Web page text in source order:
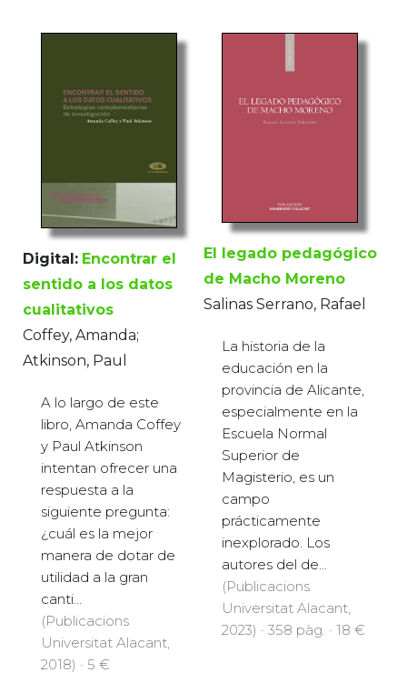
Digital: Encontrar el
sentido a los datos
cualitativos
Coffey, Amanda;
Atkinson, Paul
A lo largo de este
libro, Amanda Coffey
y Paul Atkinson
intentan ofrecer una
respuesta a la
siguiente pregunta:
¿cuál es la mejor
manera de dotar de
utilidad a la gran
canti...
(Publicacions
Universitat Alacant,
2018) · 5 €
El legado pedagógico
de Macho Moreno
Salinas Serrano, Rafael
La historia de la
educación en la
provincia de Alicante,
especialmente en la
Escuela Normal
Superior de
Magisterio, es un
campo
prácticamente
inexplorado. Los
autores del de...
(Publicacions
Universitat Alacant,
2023) · 358 pàg. · 18 €